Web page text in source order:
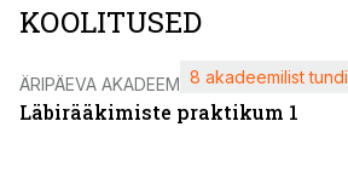
KOOLITUSED
ÄRIPÄEVA AKADEEMIA
Läbirääkimiste praktikum 1
8 akadeemilist tundi